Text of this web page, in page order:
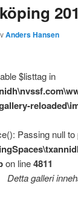
Anders Hansen
$listtag in
Passing null
on line4811
Detta galleri